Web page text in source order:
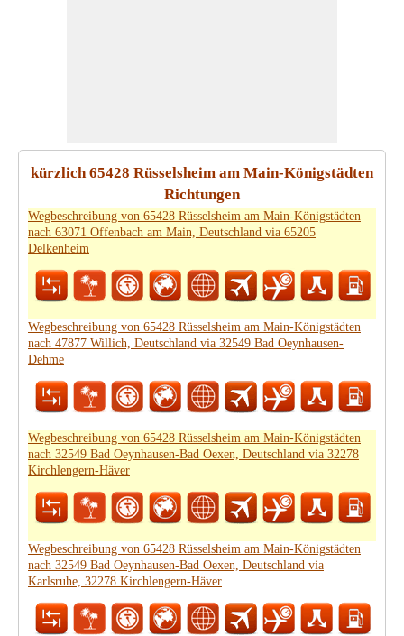
kürzlich 65428 Rüsselsheim am Main-Königstädten
Richtungen
Wegbeschreibung von 65428 Rüsselsheim am Main-Königstädten
nach 63071 Offenbach am Main, Deutschland via 65205
Delkenheim
Wegbeschreibung von 65428 Rüsselsheim am Main-Königstädten
nach 47877 Willich, Deutschland via 32549 Bad Oeynhausen-
Dehme
Wegbeschreibung von 65428 Rüsselsheim am Main-Königstädten
nach 32549 Bad Oeynhausen-Bad Oexen, Deutschland via 32278
Kirchlengern-Häver
Wegbeschreibung von 65428 Rüsselsheim am Main-Königstädten
nach 32549 Bad Oeynhausen-Bad Oexen, Deutschland via
Karlsruhe, 32278 Kirchlengern-Häver